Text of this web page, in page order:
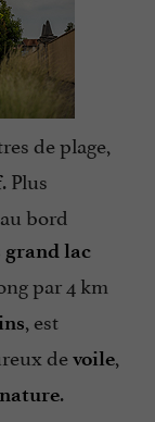
de plage,
. Plus
bord
grand lac
par 4 km
, est
devoile,
.